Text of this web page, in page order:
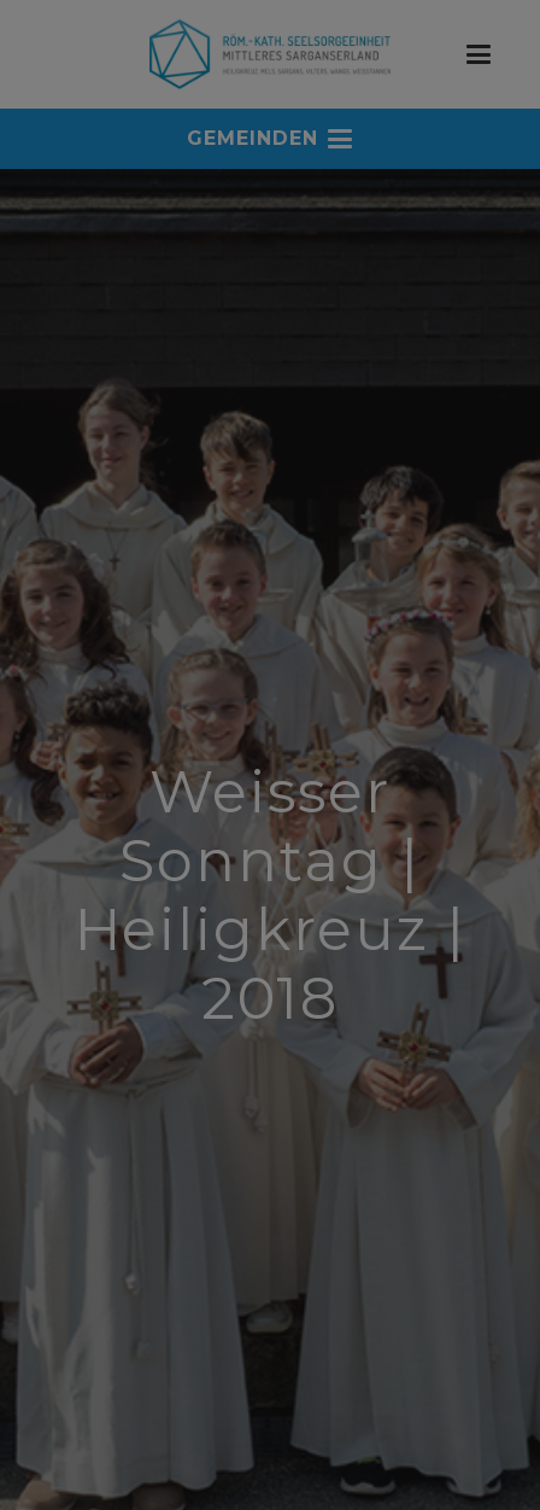
GEMEINDEN
Weisser
Sonntag |
Heiligkreuz |
2018